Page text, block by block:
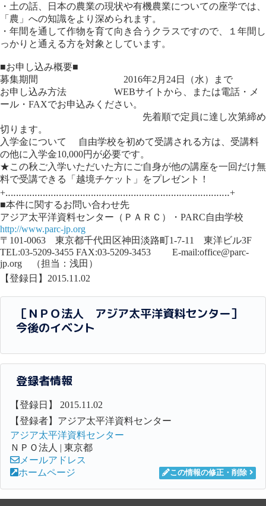
・土の話、日本の農業の現状や有機農業についての座学では、
「農」への知識をより深められます。
・年間を通して作物を育て向き合うクラスですので、１年間し
っかりと通える方を対象としています。
■お申し込み概要■
募集期間 2016年2月24日（水）まで
お申し込み方法 WEBサイトから、または電話・メ
ール・FAXでお申込みください。
先着順で定員に達し次第締め
切ります。
入学金について 自由学校を初めて受講される方は、受講料
の他に入学金10,000円が必要です。
★この秋ご入学いただいた方にご自身が他の講座を一回だけ無
料で受講できる「越境チケット」をプレゼント！
+‥‥‥‥‥‥‥‥‥‥‥‥‥‥‥‥‥‥‥‥‥‥‥‥‥‥‥‥‥‥‥‥‥‥‥‥‥‥‥‥‥‥+
■本件に関するお問い合わせ先
アジア太平洋資料センター（ＰＡＲＣ）・PARC自由学校
http://www.parc-jp.org
〒101-0063 東京都千代田区神田淡路町1-7-11 東洋ビル3F
TEL:03-5209-3455 FAX:03-5209-3453 E-mail:office@parc-
jp.org （担当：浅田）
【登録日】2015.11.02
［ＮＰＯ法人 アジア太平洋資料センター］
今後のイベント
登録者情報
【登録日】 2015.11.02
【登録者】アジア太平洋資料センター
アジア太平洋資料センター
ＮＰＯ法人 | 東京都
メールアドレス
ホームページ
この情報の修正・削除